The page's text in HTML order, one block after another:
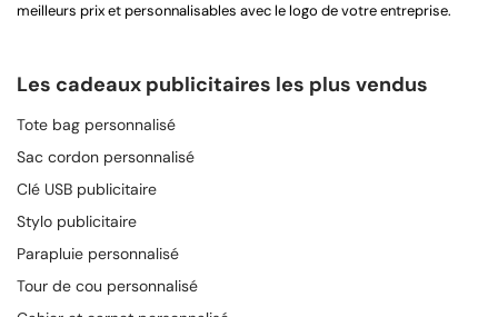
meilleurs prix et personnalisables avec le logo de votre entreprise.
Les cadeaux publicitaires les plus vendus
Tote bag personnalisé
Sac cordon personnalisé
Clé USB publicitaire
Stylo publicitaire
Parapluie personnalisé
Tour de cou personnalisé